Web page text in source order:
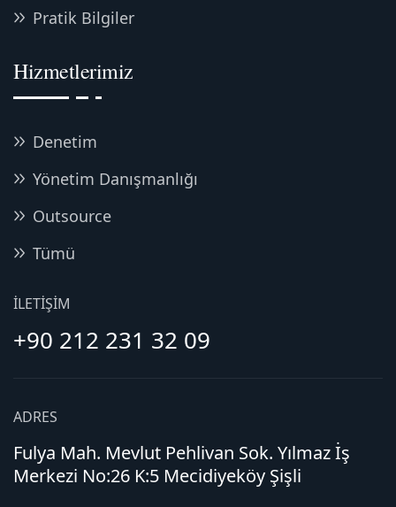
Pratik Bilgiler
Hizmetlerimiz
Denetim
Yönetim Danışmanlığı
Outsource
Tümü
İLETIŞIM
+90 212 231 32 09
ADRES
Fulya Mah. Mevlut Pehlivan Sok. Yılmaz İş
Merkezi No:26 K:5 Mecidiyeköy Şişli